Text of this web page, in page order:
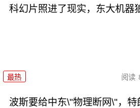
科幻片照进了现实，东大机器
最热 阅读
波斯要给中东\"物理断网\"，特